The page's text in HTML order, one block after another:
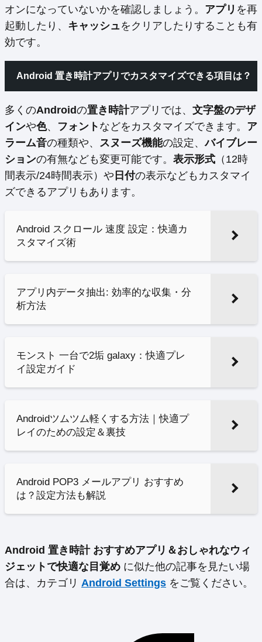
オンになっていないかを確認しましょう。 アプリ を再
起動したり、 キャッシュ をクリアしたりすることも有
効です。
Android 置き時計アプリでカスタマイズできる項目は？
多くのAndroidの置き時計アプリでは、 文字盤のデザ
インや色、 フォント などをカスタマイズできます。 ア
ラーム音の種類や、 スヌーズ機能の設定、バイブレー
ションの有無なども変更可能です。 表示形式 （12時
間表示/24時間表示）や 日付の表示などもカスタマイ
ズできるアプリもあります。
Android スクロール 速度 設定：快適カ
スタマイズ術
アプリ内データ抽出: 効率的な収集・分
析方法
モンスト 一台で2垢 galaxy：快適プレ
イ設定ガイド
Androidツムツム軽くする方法｜快適プ
レイのための設定＆裏技
Android POP3 メールアプリ おすすめ
は？設定方法も解説
Android 置き時計 おすすめアプリ＆おしゃれなウィ
ジェットで快適な目覚め に似た他の記事を見たい場
合は、カテゴリ Android Settings をご覧ください。